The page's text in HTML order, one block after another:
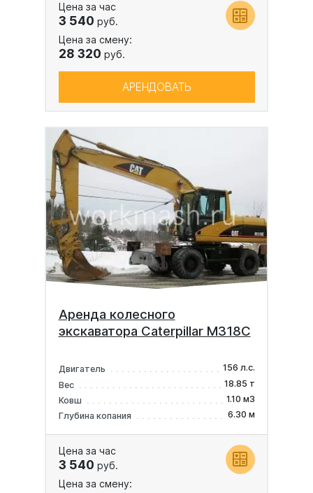
Цена за час
3 540 руб.
Цена за смену:
28 320 руб.
АРЕНДОВАТЬ
Аренда колесного
экскаватора Caterpillar M318C
Двигатель
156 л.с.
Вес
18.85 т
Ковш
1.10 м3
Глубина копания
6.30 м
Цена за час
3 540 руб.
Цена за смену: